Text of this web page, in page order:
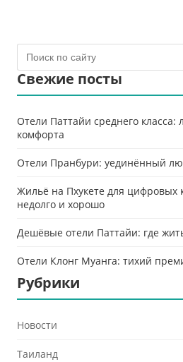
Свежие посты
Отели Паттайи среднего
комфорта
Отели Пранбури: уединённый
Жильё на Пхукете для цифровых
недолго и хорошо
Дешёвые отели Паттайи: где
Отели Клонг Муанга: тихий
Рубрики
Новости
Таиланд